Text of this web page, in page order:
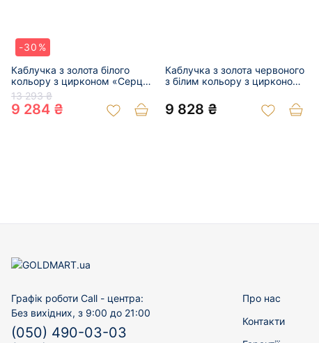
-30%
Каблучка з золота білого
кольору з цирконом «Серце»
01-200155557
13 293 ₴
9 284 ₴
Каблучка з золота червоного
з білим кольору з цирконом
9 828 ₴
Графік роботи Call - центра:
Без вихідних, з 9:00 до 21:00
(050) 490-03-03
Про нас
Контакти